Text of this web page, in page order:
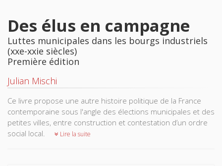
Des élus en campagne
Luttes municipales dans les bourgs industriels
(xxe-xxie siècles)
Première édition
Julian Mischi
Ce livre propose une autre histoire politique de la France
contemporaine sous l'angle des élections municipales et des
petites villes, entre construction et contestation d’un ordre
social local.
Lire la suite